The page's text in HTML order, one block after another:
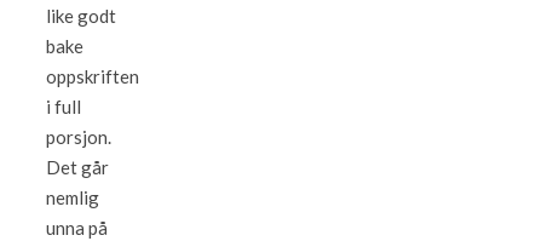
like godt
bake
oppskriften
i full
porsjon.
Det går
nemlig
unna på